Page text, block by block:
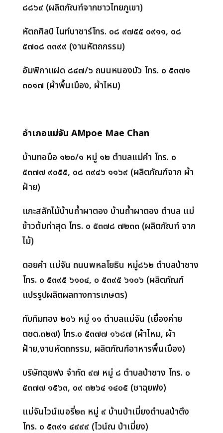
๘๘๖๙ (ผลิตภัณฑ์จากชาวไทยภูเขา)
หัตถศิลป์ ไนท์บาซาร์โทร. ๐๘ ๙๗๕๕ ๐๙๑๑, ๐๘
๕๗๐๘ ๓๓๙๙ (งานหัตถกรรม)
อัมพิกาแฝด ๘๔๗/๖ ถนนหนองบัว โทร. ๐ ๕๓๗๑
๓๐๑๗ (ผ้าพื้นเมือง, ผ้าไหม)
อำเภอแม่จัน AMpoe Mae Chan
บ้านทอมือ ๑๒๐/๑ หมู่ ๑๒ ตำบลแม่คำ โทร. ๐
๕๓๗๗ ๙๐๕๕, ๐๘ ๓๙๔๖ ๑๑๖๙ (ผลิตภัณฑ์จาก ผ้า
ฝ้าย)
แกะสลักไม้บ้านถ้ำผาตอง บ้านถ้ำผาตอง ตำบล แม่
ข้าวต้มท่าสุด โทร. ๐ ๕๓๗๘ ๗๒๓๓ (ผลิตภัณฑ์ จาก
ไม้)
ดอยคำ แม่จัน ถนนพหลโยธิน หมู่๘๖๒ ตำบลป่าซาง
โทร. ๐ ๕๓๙๕ ๖๑๐๔, ๐ ๕๓๙๕ ๖๑๐๖ (ผลิตภัณฑ์
แปรรูปผลิตผลทางการเกษตร)
ทับทิมทอง ๒๐๖ หมู่ ๑๑ ตำบลแม่จัน (เยื้องค่าย
ตชด.๓๒๗) โทร.๐ ๕๓๗๗ ๑๖๘๗ (ผ้าไหม, ผ้า
ฝ้าย,งานหัตถกรรม, ผลิตภัณฑ์อาหารพื้นเมือง)
บริษัทฉุยฟง จำกัด ๙๗ หมู่ ๘ ตำบลป่าซาง โทร. ๐
๕๓๗๗ ๑๕๖๓, ๐๙ ๓๒๖๔ ๑๔๐๕ (ชาฉุยฟง)
แม่จันไวน์เนอรี่๒๓ หมู่ ๙ บ้านป่าเมี่ยงตำบลป่าตึง
โทร. ๐ ๕๓๙๑ ๔๙๙๙ (ไวน์ณ ป่าเมี่ยง)